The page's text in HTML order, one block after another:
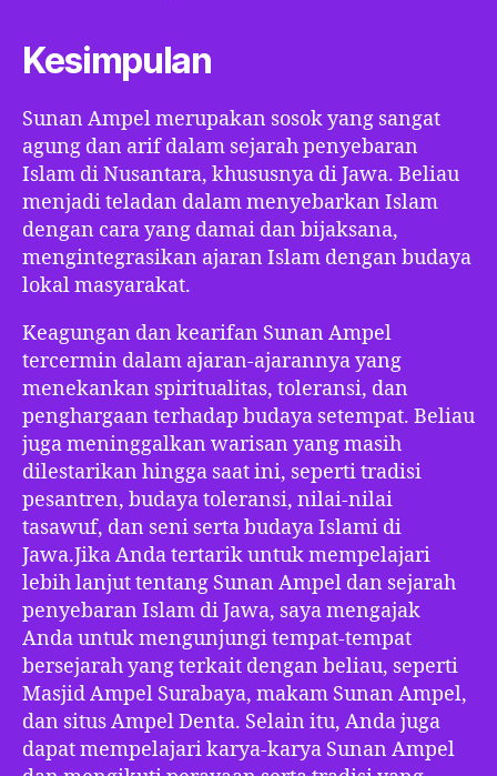
Kesimpulan
Sunan Ampel merupakan sosok yang sangat
agung dan arif dalam sejarah penyebaran
Islam di Nusantara, khususnya di Jawa. Beliau
menjadi teladan dalam menyebarkan Islam
dengan cara yang damai dan bijaksana,
mengintegrasikan ajaran Islam dengan budaya
lokal masyarakat.
Keagungan dan kearifan Sunan Ampel
tercermin dalam ajaran-ajarannya yang
menekankan spiritualitas, toleransi, dan
penghargaan terhadap budaya setempat. Beliau
juga meninggalkan warisan yang masih
dilestarikan hingga saat ini, seperti tradisi
pesantren, budaya toleransi, nilai-nilai
tasawuf, dan seni serta budaya Islami di
Jawa.Jika Anda tertarik untuk mempelajari
lebih lanjut tentang Sunan Ampel dan sejarah
penyebaran Islam di Jawa, saya mengajak
Anda untuk mengunjungi tempat-tempat
bersejarah yang terkait dengan beliau, seperti
Masjid Ampel Surabaya, makam Sunan Ampel,
dan situs Ampel Denta. Selain itu, Anda juga
dapat mempelajari karya-karya Sunan Ampel